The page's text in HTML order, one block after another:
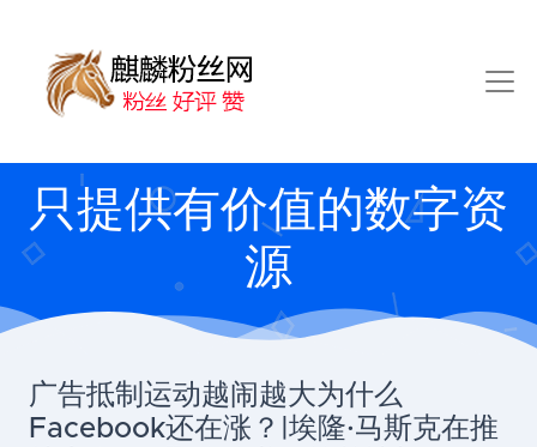
只提供有价值的数字资
源
广告抵制运动越闹越大为什么
Facebook还在涨？|埃隆·马斯克在推